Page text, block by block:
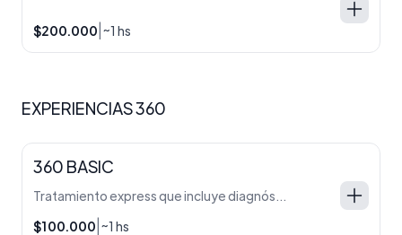
$200.000 ~1 hs
EXPERIENCIAS 360
360 BASIC
$100.000 ~1 hs